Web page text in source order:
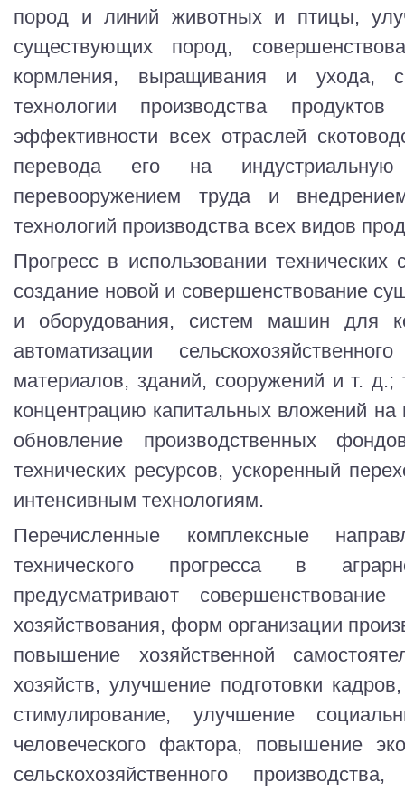
пород и линий животных и птицы,
существующих пород,
кормления, выращивания и ухода,
технологии производства
эффективности всех отраслей
перевода его на
перевооружением труда и
технологий производства всех видов
Прогресс в использовании технических
создание новой и совершенствование
и оборудования, систем машин для
автоматизации
материалов, зданий, сооружений и т. д.;
концентрацию капитальных вложений на
обновление производственных
технических ресурсов, ускоренный
интенсивным технологиям.
Перечисленные комплексные
технического прогресса в
предусматривают совершенствование
хозяйствования, форм организации
повышение хозяйственной
хозяйств, улучшение подготовки
стимулирование, улучшение
человеческого фактора, повышение
сельскохозяйственного